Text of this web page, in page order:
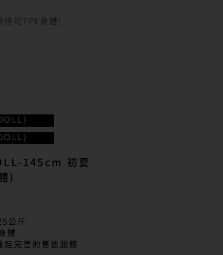
配TPE身體)
145cm 初夏
)
公斤
體
完善的售後服務